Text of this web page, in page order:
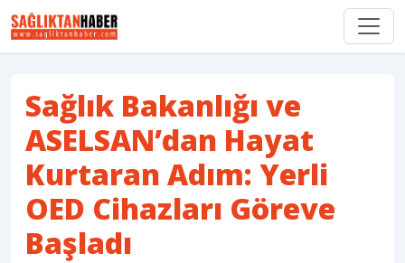
Sağlık Bakanlığı ve
ASELSAN’dan Hayat
Kurtaran Adım: Yerli
OED Cihazları Göreve
Başladı